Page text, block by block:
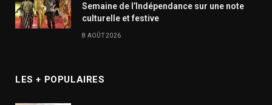
Semaine de l’Indépendance sur une note
culturelle et festive
8 AOÛT 2026
LES + POPULAIRES